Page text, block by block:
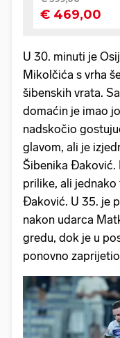
U 30. minuti je
Mikolčića s vrha
šibenskih vrata.
domaćin je imao
nadskočio
glavom, ali je
Šibenika Đaković.
prilike, ali
Đaković. U 35. je
nakon udarca
gredu, dok je u
ponovno